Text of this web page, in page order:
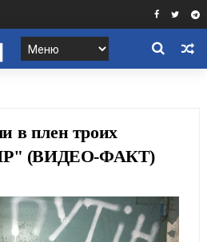
в плен троих
(ВИДЕО-ФАКТ)